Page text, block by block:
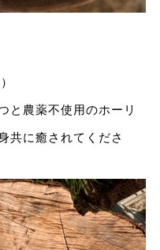
と農薬不使用のホーリ
共に癒されてくださ